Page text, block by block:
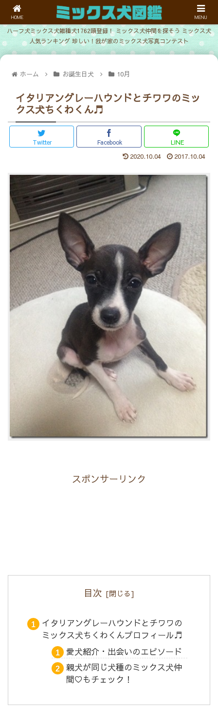
ハーフ犬ミックス犬雑種犬1762頭登録！ ミックス犬仲間を探そう ミックス犬
人気ランキング 珍しい！我が家のミックス犬写真コンテスト
ホーム お誕生日犬 10月
イタリアングレーハウンドとチワワのミッ
クス犬ちくわくん♬
Twitter Facebook LINE
2020.10.04 2017.10.04
スポンサーリンク
目次
イタリアングレーハウンドとチワワの
ミックス犬ちくわくんプロフィール♬
愛犬紹介・出会いのエピソード
親犬が同じ犬種のミックス犬仲
間♡もチェック！
HOME MENU